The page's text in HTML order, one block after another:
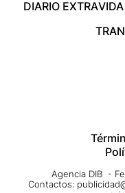
DIARIO EXTRA
Agencia DIB -
Contactos: